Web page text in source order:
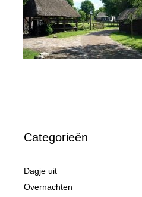
Categorieën
Dagje uit
Overnachten